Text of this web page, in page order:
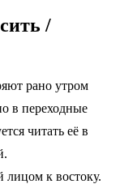
/
рано утром
в переходные
читать её в
лицом к востоку.